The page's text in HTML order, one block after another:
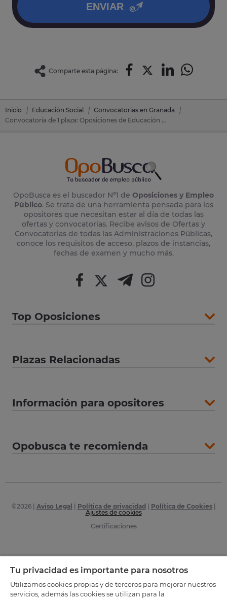
ENVIAR
Comparte esta página:
Inicio Educación Social
Convocatorias en Granada
Convocatoria de 1 plaza: Oposiciones de Educación Social en Guadix (Granada)
OpoBusca es el buscador Nº1 de Oposiciones y Empleo
Público. Se trata de una herramienta pensada para los
opositores que necesitan estar al día de todas las
ofertas y convocatorias. Recibe avisos de Ofertas y
Convocatorias de todas las Administraciones Públicas,
conoce los requisitos de acceso, plazos de instancias,
fechas de examen y mucho más.
Top Oposiciones
Plazas Relacionadas
Información para opositores
Opobusca te recomienda
©2026| Aviso Legal Política de privacidad Política de Cookies|
Ajustes de cookies
Certificaciones
Tu privacidad es importante para nosotros
Utilizamos cookies propias y de terceros para mejorar nuestros
servicios, además las cookies se utilizan para la